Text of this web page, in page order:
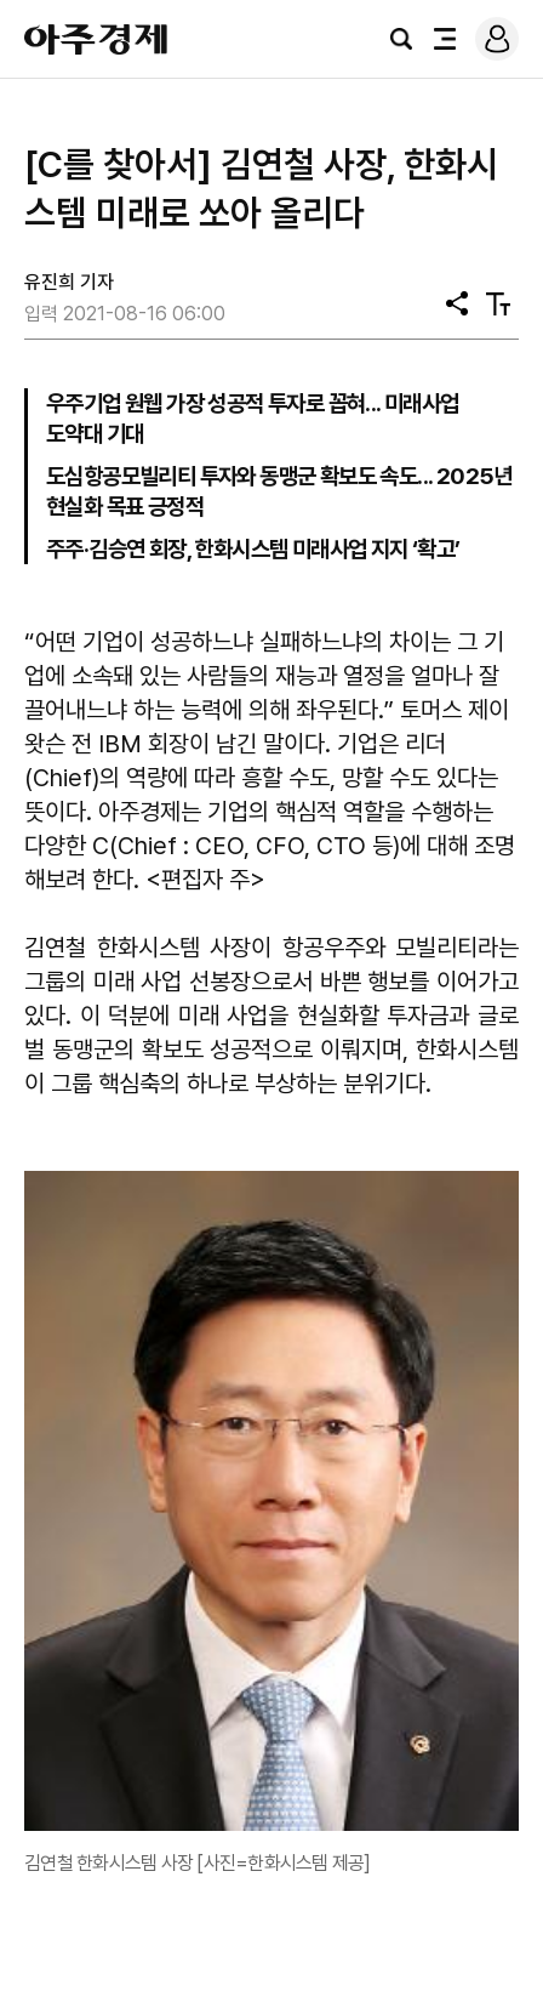
아
주
경
검
전
로
그
[C를 찾아서] 김연철 사장, 한화시
스템 미래로 쏘아 올리다
유진희 기자
입력 2021-08-16 06:00
공
유
텍
스
우주기업 원웹 가장 성공적 투자로 꼽혀... 미래사업
도약대 기대
도심항공모빌리티 투자와 동맹군 확보도 속도... 2025년
현실화 목표 긍정적
주주·김승연 회장, 한화시스템 미래사업 지지 ‘확고’
“어떤 기업이 성공하느냐 실패하느냐의 차이는 그 기
업에 소속돼 있는 사람들의 재능과 열정을 얼마나 잘
끌어내느냐 하는 능력에 의해 좌우된다.” 토머스 제이
왓슨 전 IBM 회장이 남긴 말이다. 기업은 리더
(Chief)의 역량에 따라 흥할 수도, 망할 수도 있다는
뜻이다. 아주경제는 기업의 핵심적 역할을 수행하는
다양한 C(Chief : CEO, CFO, CTO 등)에 대해 조명
해보려 한다. <편집자 주>​
김연철 한화시스템 사장이 항공우주와 모빌리티라는
그룹의 미래 사업 선봉장으로서 바쁜 행보를 이어가고
있다. 이 덕분에 미래 사업을 현실화할 투자금과 글로
벌 동맹군의 확보도 성공적으로 이뤄지며, 한화시스템
이 그룹 핵심축의 하나로 부상하는 분위기다.
김연철 한화시스템 사장 [사진=한화시스템 제공]